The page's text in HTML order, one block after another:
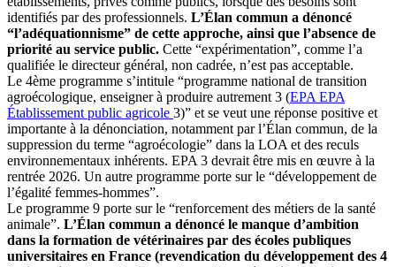
identifiés par des professionnels. L’Élan commun a dénoncé
“l’adéquationnisme” de cette approche, ainsi que l’absence de
priorité au service public. Cette “expérimentation”, comme l’a
qualifiée le directeur général, non cadrée, n’est pas acceptable.
Le 4ème programme s’intitule “programme national de transition
agroécologique, enseigner à produire autrement 3 (EPA EPA
Établissement public agricole 3)” et se veut une réponse positive et
importante à la dénonciation, notamment par l’Élan commun, de la
suppression du terme “agroécologie” dans la LOA et des reculs
environnementaux inhérents. EPA 3 devrait être mis en œuvre à la
rentrée 2026. Un autre programme porte sur le “développement de
l’égalité femmes-hommes”.
Le programme 9 porte sur le “renforcement des métiers de la santé
animale”. L’Élan commun a dénoncé le manque d’ambition
dans la formation de vétérinaires par des écoles publiques
universitaires en France (revendication du développement des 4